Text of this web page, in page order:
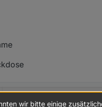
wir bitte einige